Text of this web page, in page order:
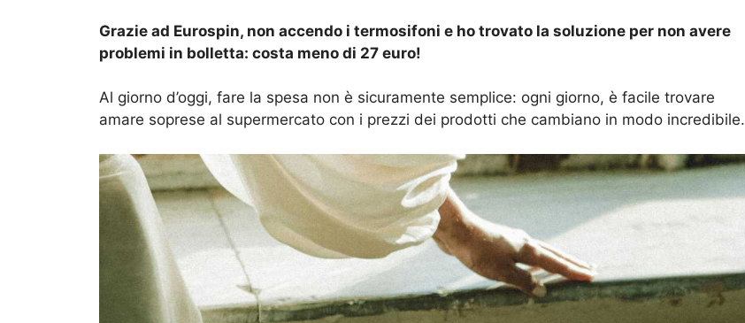
Grazie ad Eurospin, non accendo i termosifoni e ho trovato la soluzione per non avere
problemi in bolletta: costa meno di 27 euro!
Al giorno d’oggi, fare la spesa non è sicuramente semplice: ogni giorno, è facile trovare
amare soprese al supermercato con i prezzi dei prodotti che cambiano in modo incredibile.